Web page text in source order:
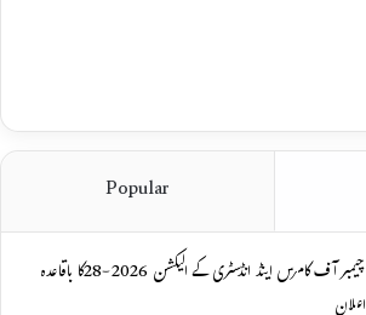
Popular
چیمبر آف کامرس اینڈ انڈسٹری کے الیکشن 2026-28کا باقاعدہ